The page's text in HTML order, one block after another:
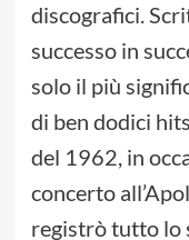
discografici.
successo in
solo il più
di ben dodici
del 1962, in
concerto
registrò tutto lo